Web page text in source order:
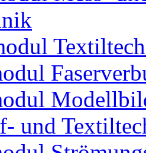
und